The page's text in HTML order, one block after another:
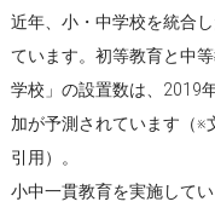
近年、小・中学校を統合
ています。初等教育と中
学校」の設置数は、2019
加が予測されています（※
引用）。
小中一貫教育を実施して